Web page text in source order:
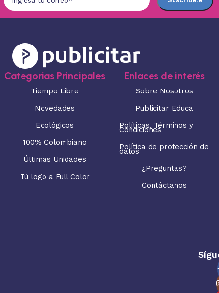
Categorias Principales
Tiempo Libre
Novedades
Ecológicos
100% Colombiano
Últimas Unidades
Tú logo a Full Color
Enlaces de interés
Sobre Nosotros
Publicitar Educa
Políticas, Términos y
Condiciones
Política de protección de
datos
¿Preguntas?
Contáctanos